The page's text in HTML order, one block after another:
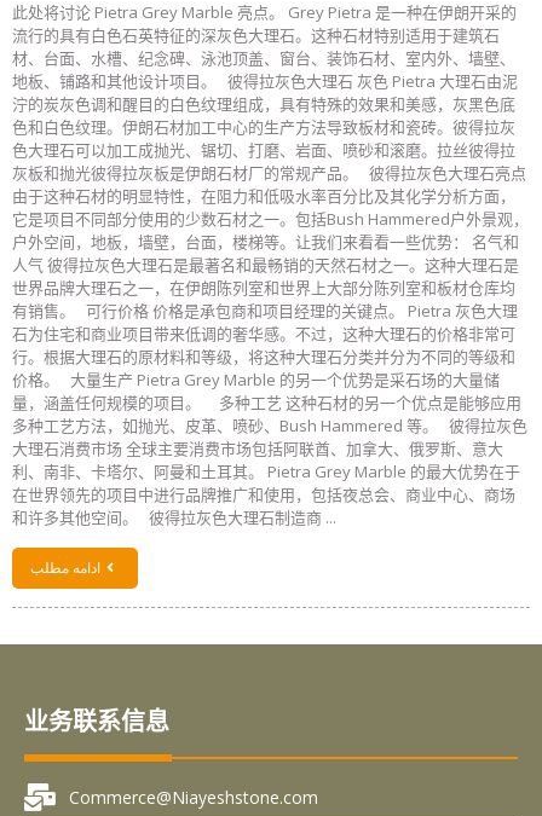
此处将讨论 Pietra Grey Marble 亮点。 Grey Pietra 是一种在伊朗开采的
流行的具有白色石英特征的深灰色大理石。这种石材特别适用于建筑石
材、台面、水槽、纪念碑、泳池顶盖、窗台、装饰石材、室内外、墙壁、
地板、铺路和其他设计项目。 彼得拉灰色大理石 灰色 Pietra 大理石由泥
泞的炭灰色调和醒目的白色纹理组成，具有特殊的效果和美感，灰黑色底
色和白色纹理。伊朗石材加工中心的生产方法导致板材和瓷砖。彼得拉灰
色大理石可以加工成抛光、锯切、打磨、岩面、喷砂和滚磨。拉丝彼得拉
灰板和抛光彼得拉灰板是伊朗石材厂的常规产品。 彼得拉灰色大理石亮点
由于这种石材的明显特性，在阻力和低吸水率百分比及其化学分析方面，
它是项目不同部分使用的少数石材之一。包括Bush Hammered户外景观，
户外空间，地板，墙壁，台面，楼梯等。让我们来看看一些优势： 名气和
人气 彼得拉灰色大理石是最著名和最畅销的天然石材之一。这种大理石是
世界品牌大理石之一，在伊朗陈列室和世界上大部分陈列室和板材仓库均
有销售。 可行价格 价格是承包商和项目经理的关键点。 Pietra 灰色大理
石为住宅和商业项目带来低调的奢华感。不过，这种大理石的价格非常可
行。根据大理石的原材料和等级，将这种大理石分类并分为不同的等级和
价格。 大量生产 Pietra Grey Marble 的另一个优势是采石场的大量储
量，涵盖任何规模的项目。 多种工艺 这种石材的另一个优点是能够应用
多种工艺方法，如抛光、皮革、喷砂、Bush Hammered 等。 彼得拉灰色
大理石消费市场 全球主要消费市场包括阿联酋、加拿大、俄罗斯、意大
利、南非、卡塔尔、阿曼和土耳其。 Pietra Grey Marble 的最大优势在于
在世界领先的项目中进行品牌推广和使用，包括夜总会、商业中心、商场
和许多其他空间。 彼得拉灰色大理石制造商 ...
ادامه مطلب
业务联系信息
Commerce@Niayeshstone.com